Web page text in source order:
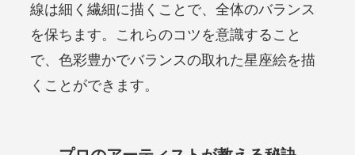
線は細く繊細に描くことで、全体のバランス
を保ちます。これらのコツを意識すること
で、色彩豊かでバランスの取れた星座絵を描
くことができます。